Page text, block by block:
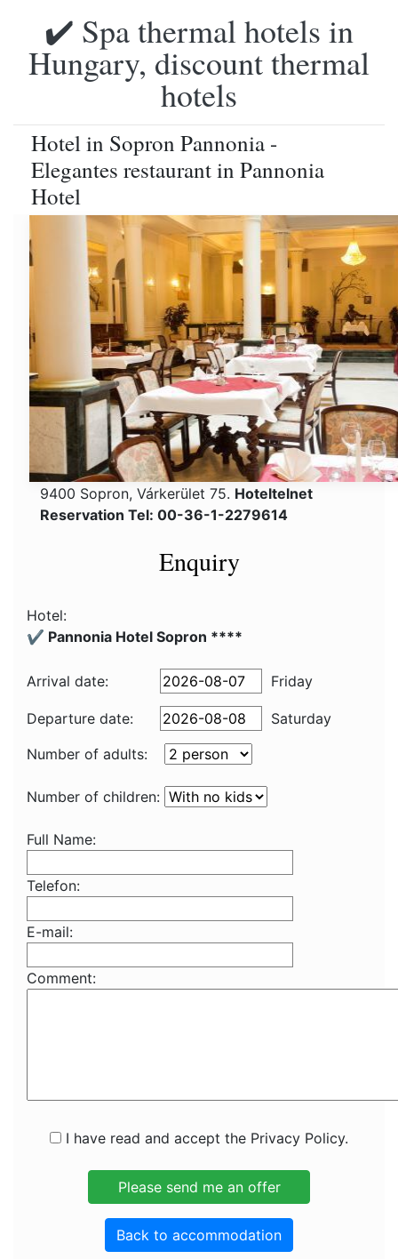
✔️ Spa thermal hotels in
Hungary, discount thermal
hotels
Hotel in Sopron Pannonia -
Elegantes restaurant in Pannonia
Hotel
9400 Sopron, Várkerület 75. Hoteltelnet
Reservation Tel: 00-36-1-2279614
Enquiry
Hotel:
✔️ Pannonia Hotel Sopron ****
Arrival date: Friday
Departure date:
Saturday
Number of adults:
Number of children:
Full Name:
Telefon:
E-mail:
Comment:
I have read and accept the Privacy Policy.
Back to accommodation